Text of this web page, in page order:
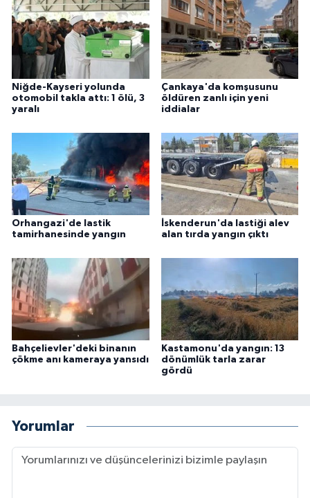
Niğde-Kayseri yolunda
otomobil takla attı: 1 ölü, 3
yaralı
Çankaya'da komşusunu
öldüren zanlı için yeni
iddialar
Orhangazi'de lastik
tamirhanesinde yangın
İskenderun'da lastiği alev
alan tırda yangın çıktı
Bahçelievler'deki binanın
çökme anı kameraya yansıdı
Kastamonu'da yangın: 13
dönümlük tarla zarar
gördü
Yorumlar